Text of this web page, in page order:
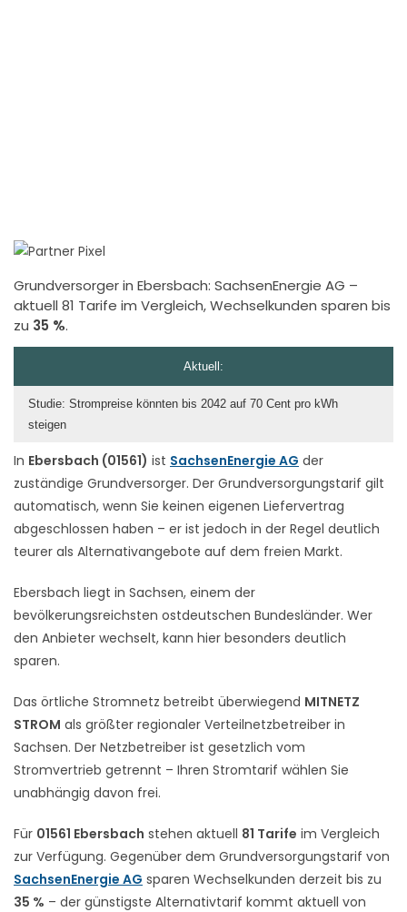
Grundversorger in Ebersbach: SachsenEnergie AG –
aktuell 81 Tarife im Vergleich, Wechselkunden sparen bis
zu 35 %.
In Ebersbach (01561) ist SachsenEnergie AG der
zuständige Grundversorger. Der Grundversorgungstarif gilt
automatisch, wenn Sie keinen eigenen Liefervertrag
abgeschlossen haben – er ist jedoch in der Regel deutlich
teurer als Alternativangebote auf dem freien Markt.
Ebersbach liegt in Sachsen, einem der
bevölkerungsreichsten ostdeutschen Bundesländer. Wer
den Anbieter wechselt, kann hier besonders deutlich
sparen.
Das örtliche Stromnetz betreibt überwiegend MITNETZ
STROM als größter regionaler Verteilnetzbetreiber in
Sachsen. Der Netzbetreiber ist gesetzlich vom
Stromvertrieb getrennt – Ihren Stromtarif wählen Sie
unabhängig davon frei.
Für 01561 Ebersbach stehen aktuell 81 Tarife im Vergleich
zur Verfügung. Gegenüber dem Grundversorgungstarif von
SachsenEnergie AG sparen Wechselkunden derzeit bis zu
35 % – der günstigste Alternativtarif kommt aktuell von
Aktuell:
Studie: Strompreise könnten bis 2042 auf 70 Cent pro kWh
steigen